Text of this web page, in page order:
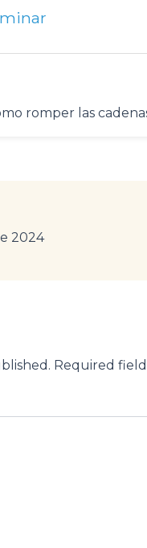
romper las
2024
Required